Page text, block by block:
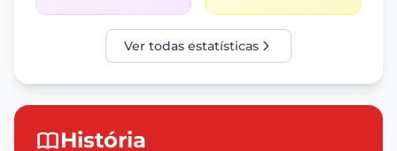
Ver todas estatísticas
História